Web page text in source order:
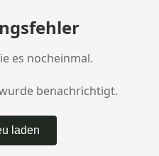
es nocheinmal.
benachrichtigt.
laden